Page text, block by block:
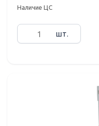
Наличие ЦС
шт.